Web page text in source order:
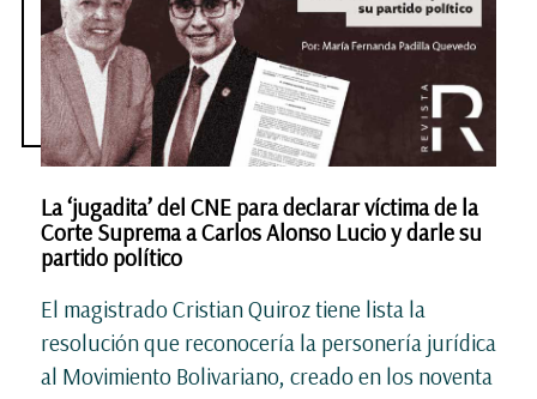
La ‘jugadita’ del CNE para declarar víctima de la
Corte Suprema a Carlos Alonso Lucio y darle su
partido político
El magistrado Cristian Quiroz tiene lista la
resolución que reconocería la personería jurídica
al Movimiento Bolivariano, creado en los noventa